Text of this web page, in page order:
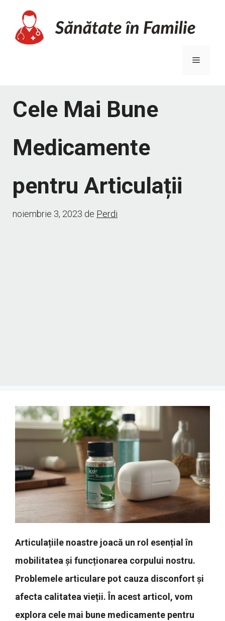
conținut
Meniu
Cele Mai Bune
Medicamente
pentru Articulații
noiembrie 3, 2023 de Perdi
Articulațiile noastre joacă un rol esențial în
mobilitatea și funcționarea corpului nostru.
Problemele articulare pot cauza disconfort și
afecta calitatea vieții. În acest articol, vom
explora cele mai bune medicamente pentru